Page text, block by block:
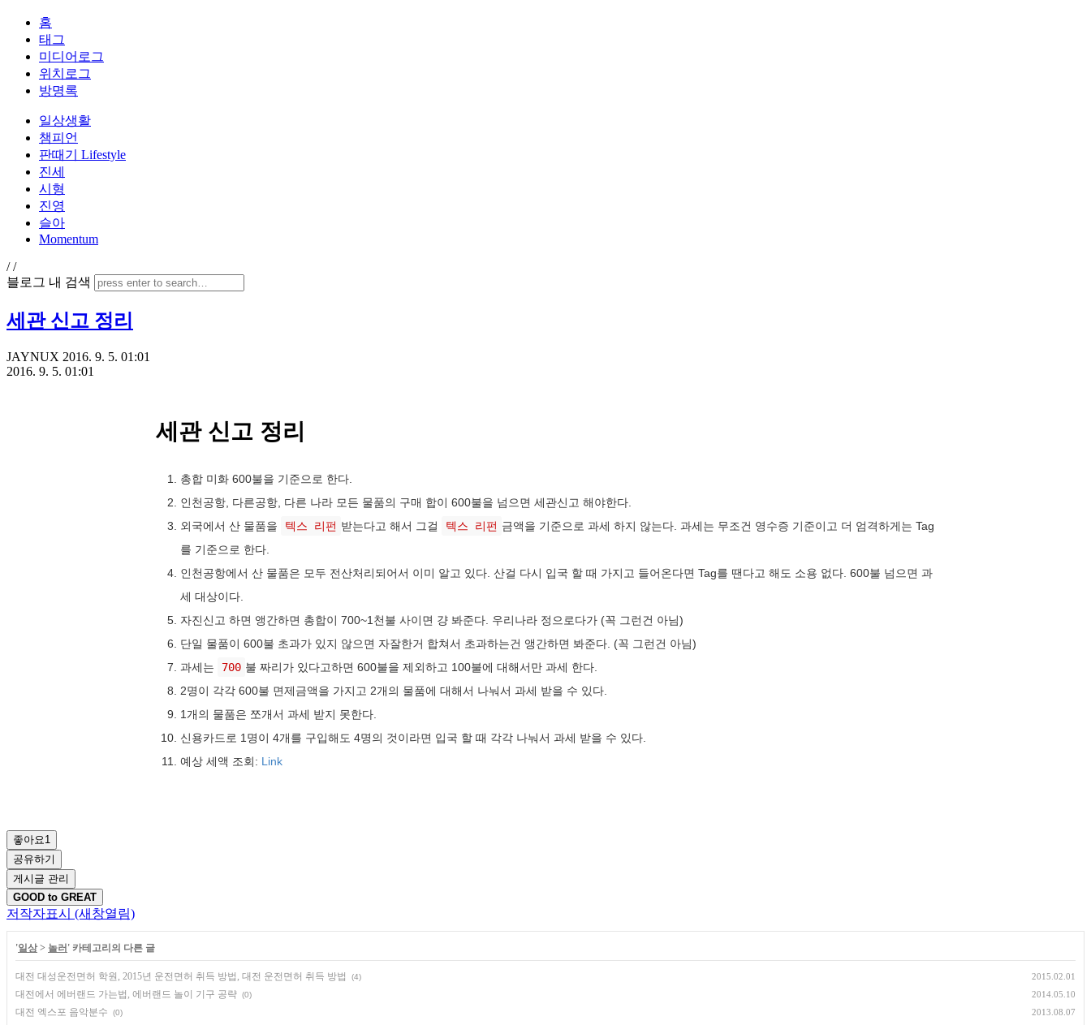
홈
태그
미디어로그
위치로그
방명록
일상생활
챔피언
판때기 Lifestyle
진세
시형
진영
슬아
Momentum
//
블로그 내 검색
세관 신고 정리
JAYNUX 2016. 9. 5. 01:01
2016. 9. 5. 01:01
세관 신고 정리
총합 미화 600불을 기준으로 한다.
인천공항, 다른공항, 다른 나라 모든 물품의 구매 합이 600불을 넘으면 세관신고 해야한다.
외국에서 산 물품을
텍스 리펀 받는다고 해서 그걸 텍스 리펀 금액을 기준으로 과세 하지 않는다. 과세는 무조건 영수증 기준이고 더 엄격하게는 Tag
를 기준으로 한다.
인천공항에서 산 물품은 모두 전산처리되어서 이미 알고 있다. 산걸 다시 입국 할 때 가지고 들어온다면 Tag를 땐다고 해도 소용 없다. 600불 넘으면 과
세 대상이다.
자진신고 하면 앵간하면 총합이 700~1천불 사이면 걍 봐준다. 우리나라 정으로다가 (꼭 그런건 아님)
단일 물품이 600불 초과가 있지 않으면 자잘한거 합쳐서 초과하는건 앵간하면 봐준다. (꼭 그런건 아님)
과세는
700 불 짜리가 있다고하면 600불을 제외하고 100불에 대해서만 과세 한다.
2명이 각각 600불 면제금액을 가지고 2개의 물품에 대해서 나눠서 과세 받을 수 있다.
1개의 물품은 쪼개서 과세 받지 못한다.
신용카드로 1명이 4개를 구입해도 4명의 것이라면 입국 할 때 각각 나눠서 과세 받을 수 있다.
예상 세액 조회: Link
좋아요 1
공유하기
게시글 관리
GOOD to GREAT
저작자표시 (새창열림)
'일상> 놀러' 카테고리의 다른 글
대전 대성운전면허 학원, 2015년 운전면허 취득 방법, 대전 운전면허 취득 방법 (4) 2015.02.01
대전에서 에버랜드 가는법, 에버랜드 놀이 기구 공략 (0) 2014.05.10
대전 엑스포 음악분수 (0) 2013.08.07